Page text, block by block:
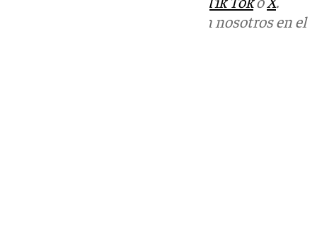
Puedes ponerte en contacto con nosotros en el